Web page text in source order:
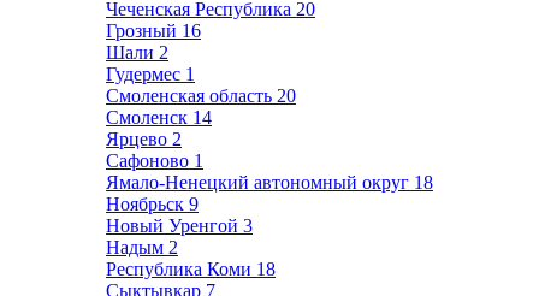
Чеченская Республика 20
Грозный 16
Шали 2
Гудермес 1
Смоленская область 20
Смоленск 14
Ярцево 2
Сафоново 1
Ямало-Ненецкий автономный округ 18
Ноябрьск 9
Новый Уренгой 3
Надым 2
Республика Коми 18
Сыктывкар 7